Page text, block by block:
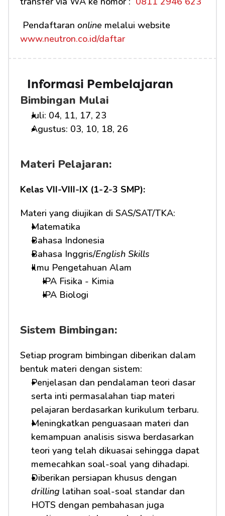
Pendaftaran online
www.neutron.co.id/daftar
Informasi Pembelajaran
Bimbingan Mulai
Juli: 04, 11, 17, 23
Agustus: 03, 10, 18, 26
Materi Pelajaran:
Kelas VII-VIII-IX (1-2-3 SMP):
Materi yang diujikan di SAS/SAT/TKA:
Matematika
Bahasa Indonesia
Bahasa Inggris/English Skills
Ilmu Pengetahuan Alam
IPA Fisika - Kimia
IPA Biologi
Sistem Bimbingan:
Setiap program bimbingan diberikan dalam
bentuk materi dengan sistem:
Penjelasan dan pendalaman teori dasar
serta inti permasalahan tiap materi
pelajaran berdasarkan kurikulum terbaru.
Meningkatkan penguasaan materi dan
kemampuan analisis siswa berdasarkan
teori yang telah dikuasai sehingga dapat
memecahkan soal-soal yang dihadapi.
drilling latihan soal-soal standar dan
HOTS dengan pembahasan juga